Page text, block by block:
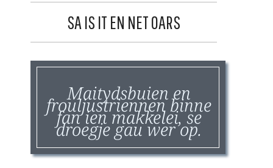
SA IS IT EN NET OARS
Maitydsbuien en
frouljustriennen binne
fan ien makkelei, se
droegje gau wer op.